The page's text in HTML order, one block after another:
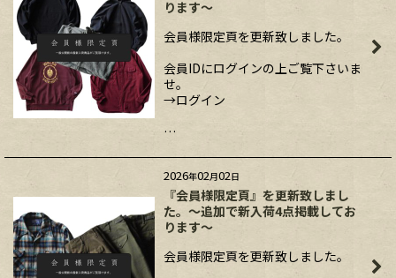
ります～
会員様限定頁を更新致しました。
会員IDにログインの上ご覧下さいま
せ。
→ログイン
…
2026年02月02日
『会員様限定頁』を更新致しまし
た。～追加で新入荷4点掲載してお
ります～
会員様限定頁を更新致しました。